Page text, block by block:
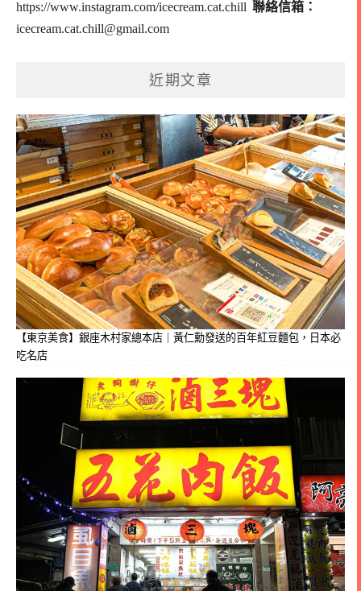
https://www.instagram.com/icecream.cat.chill 聯絡信箱：
icecream.cat.chill@gmail.com
近期文章
【東京美食】銀座木村家總本店｜黃仁勳發送的百年紅豆麵包，日本必
吃名店